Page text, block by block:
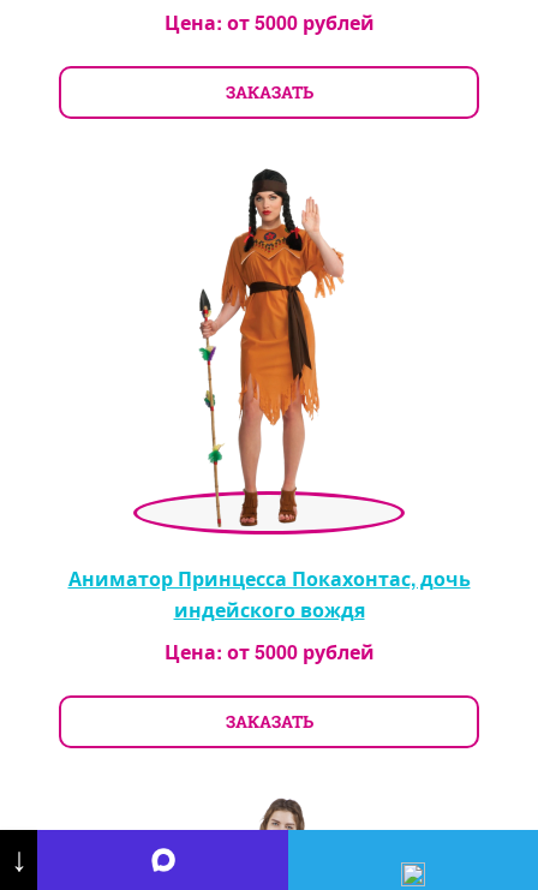
Цена: от5000рублей
ЗАКАЗАТЬ
Аниматор Принцесса Покахонтас, дочь
индейского вождя
Цена: от5000рублей
ЗАКАЗАТЬ
↓